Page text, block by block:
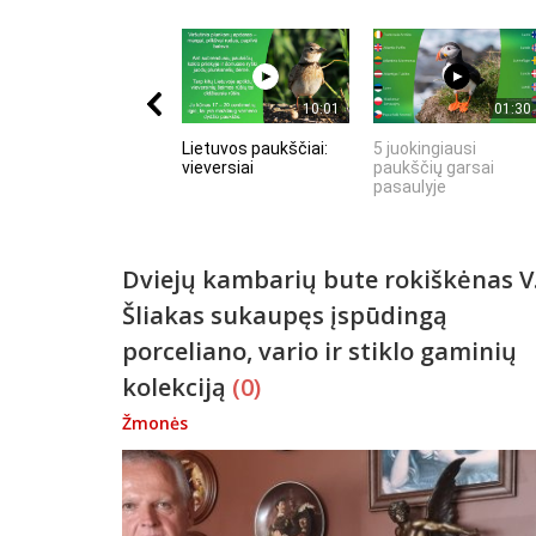
10:01
Lietuvos paukščiai:
vieversiai
01:30
5 juokingiausi
paukščių garsai
pasaulyje
Dviejų kambarių bute rokiškėnas
Šliakas sukaupęs įspūdingą
porceliano, vario ir stiklo gaminių
kolekciją (0)
Žmonės